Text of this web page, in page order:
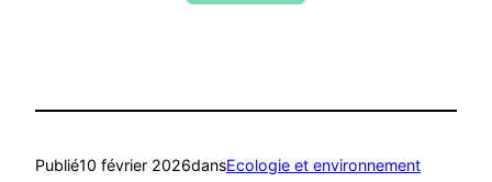
Publié10 février 2026dansEcologie et environnement